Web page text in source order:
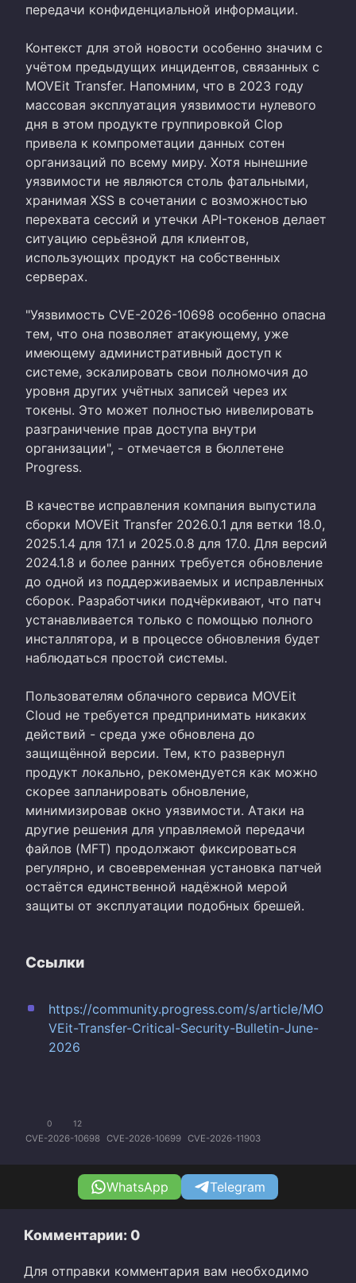
передачи конфиденциальной информации.
Контекст для этой новости особенно значим с
учётом предыдущих инцидентов, связанных с
MOVEit Transfer. Напомним, что в 2023 году
массовая эксплуатация уязвимости нулевого
дня в этом продукте группировкой Clop
привела к компрометации данных сотен
организаций по всему миру. Хотя нынешние
уязвимости не являются столь фатальными,
хранимая XSS в сочетании с возможностью
перехвата сессий и утечки API-токенов делает
ситуацию серьёзной для клиентов,
использующих продукт на собственных
серверах.
"Уязвимость CVE-2026-10698 особенно опасна
тем, что она позволяет атакующему, уже
имеющему административный доступ к
системе, эскалировать свои полномочия до
уровня других учётных записей через их
токены. Это может полностью нивелировать
разграничение прав доступа внутри
организации", - отмечается в бюллетене
Progress.
В качестве исправления компания выпустила
сборки MOVEit Transfer 2026.0.1 для ветки 18.0,
2025.1.4 для 17.1 и 2025.0.8 для 17.0. Для версий
2024.1.8 и более ранних требуется обновление
до одной из поддерживаемых и исправленных
сборок. Разработчики подчёркивают, что патч
устанавливается только с помощью полного
инсталлятора, и в процессе обновления будет
наблюдаться простой системы.
Пользователям облачного сервиса MOVEit
Cloud не требуется предпринимать никаких
действий - среда уже обновлена до
защищённой версии. Тем, кто развернул
продукт локально, рекомендуется как можно
скорее запланировать обновление,
минимизировав окно уязвимости. Атаки на
другие решения для управляемой передачи
файлов (MFT) продолжают фиксироваться
регулярно, и своевременная установка патчей
остаётся единственной надёжной мерой
защиты от эксплуатации подобных брешей.
Ссылки
https://community.progress.com/s/article/MO
VEit-Transfer-Critical-Security-Bulletin-June-
2026
0 12
CVE-2026-10698 CVE-2026-10699 CVE-2026-11903
WhatsApp Telegram
Комментарии: 0
Для отправки комментария вам необходимо